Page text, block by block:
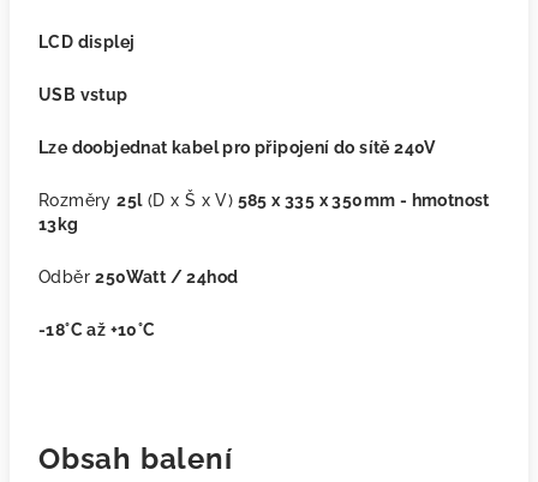
LCD displej
USB vstup
Lze doobjednat kabel pro připojení do sítě 240V
Rozměry25l(D x Š x V) 585 x 335 x 350mm - hmotnost
13kg
Odběr250Watt / 24hod
-18°C až +10°C
Obsah balení